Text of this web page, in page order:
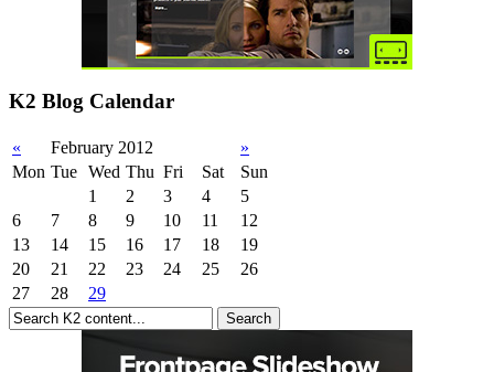
K2 Blog Calendar
« February 2012
»
Mon Tue Wed Thu Fri Sat
Sun
1
2 3 4
5
6
7 8 9 10 11
12
13
14 15 16 17 18
19
20
21 22 23 24 25
26
27
28 29